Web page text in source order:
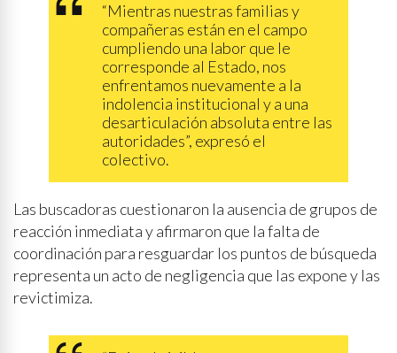
“Mientras nuestras familias y
compañeras están en el campo
cumpliendo una labor que le
corresponde al Estado, nos
enfrentamos nuevamente a la
indolencia institucional y a una
desarticulación absoluta entre las
autoridades”, expresó el
colectivo.
Las buscadoras cuestionaron la ausencia de grupos de
reacción inmediata y afirmaron que la falta de
coordinación para resguardar los puntos de búsqueda
representa un acto de negligencia que las expone y las
revictimiza.